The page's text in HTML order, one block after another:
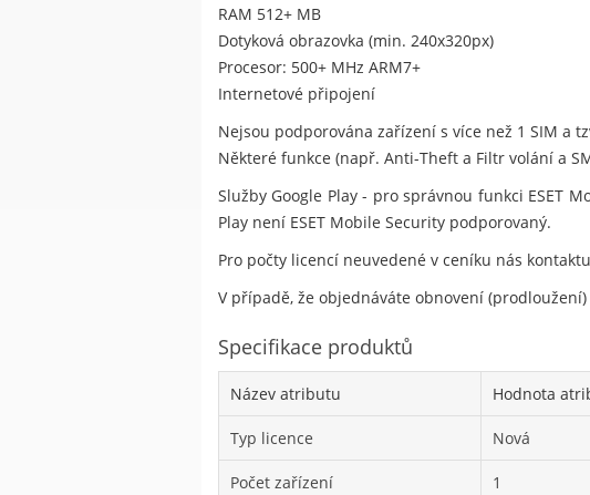
RAM 512+ MB
Dotyková obrazovka (min. 240x320px)
Procesor: 500+ MHz ARM7+
Internetové připojení
Nejsou podporována zařízení s více než 1 SIM a
Některé funkce (např. Anti-Theft a Filtr volání a
Služby Google Play - pro správnou funkci ESET
Play není ESET Mobile Security podporovaný.
Pro počty licencí neuvedené v ceníku nás
V případě, že objednáváte obnovení
Specifikace produktů
Název atributu Hodnota
Typ licence Nová
Počet zařízení 1